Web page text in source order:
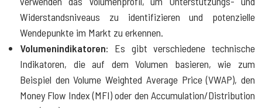
Widerstandsniveaus zu identifizieren und potenzielle
Wendepunkte im Markt zu erkennen.
Volumenindikatoren: Es gibt verschiedene technische
Indikatoren, die auf dem Volumen basieren, wie zum
Beispiel den Volume Weighted Average Price (VWAP), den
Money Flow Index (MFI) oder den Accumulation/Distribution